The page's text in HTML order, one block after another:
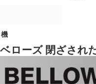
ローズ 閉ざされ